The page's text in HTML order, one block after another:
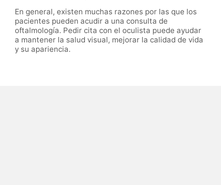
En general, existen muchas razones por las que los
pacientes pueden acudir a una consulta de
oftalmología. Pedir cita con el oculista puede ayudar
a mantener la salud visual, mejorar la calidad de vida
y su apariencia.